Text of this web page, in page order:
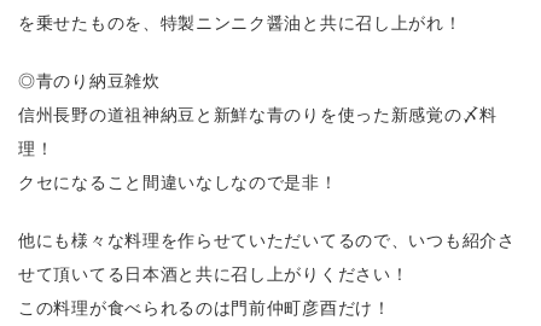
を乗せたものを、特製ニンニク醤油と共に召し上がれ！
◎青のり納豆雑炊
信州長野の道祖神納豆と新鮮な青のりを使った新感覚の〆料
理！
クセになること間違いなしなので是非！
他にも様々な料理を作らせていただいてるので、いつも紹介さ
せて頂いてる日本酒と共に召し上がりください！
この料理が食べられるのは門前仲町彦酉だけ！